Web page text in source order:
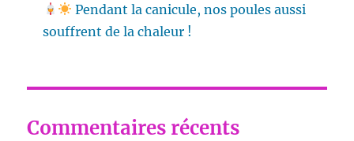
Pendant la canicule, nos poules aussi
souffrent de la chaleur !
Commentaires récents